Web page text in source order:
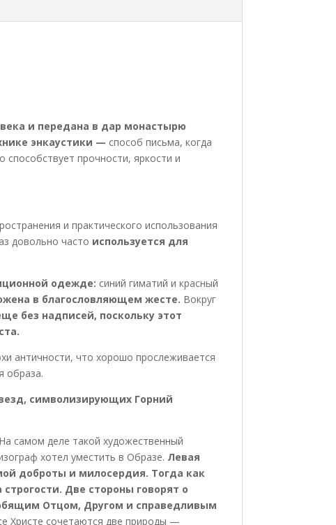
и передана в дар монастырю
энкаустики — способ письма, когда
прочности, яркости и
и практического использования
довольно часто используется для
одежде: синий гиматий и красный
в благословляющем жесте. Вокруг
без надписей, поскольку этот
античности, что хорошо прослеживается
образа.
символизирующих Горний
На самом деле такой художественный
хотел уместить в Образе. Левая
доброты и милосердия. Тогда как
Две стороны говорят о
Отцом, Другом и справедливым
Христе сочетаются две природы —